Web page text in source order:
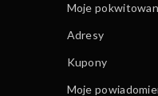
Moje
Adresy
Kupony
Moje